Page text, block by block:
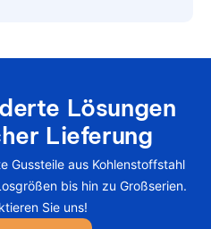
Lösungen
Lieferung
Gussteile aus Kohlenstoffstahl
bis hin zu Großserien.
Sie uns!